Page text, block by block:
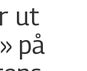
ut
på